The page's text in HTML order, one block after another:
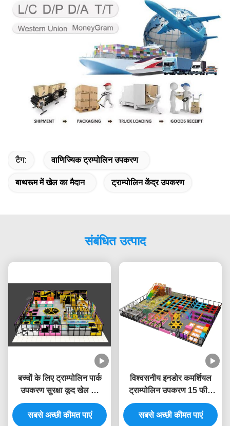
टैग: वाणिज्यिक ट्रम्पोलिन उपकरण
बाथरूम में खेल का मैदान ट्राम्पोलिन केंद्र उपकरण
संबंधित उत्पाद
बच्चों के लिए ट्राम्पोलिन पार्क
उपकरण सुरक्षा कूद खेल का
मैदान इनडोर अनुकूलित
सबसे अच्छी कीमत पाएं
विश्वसनीय इनडोर कमर्शियल
ट्राम्पोलिन उपकरण 15 फीट
इनडोर खेल क्षेत्र
सबसे अच्छी कीमत पाएं